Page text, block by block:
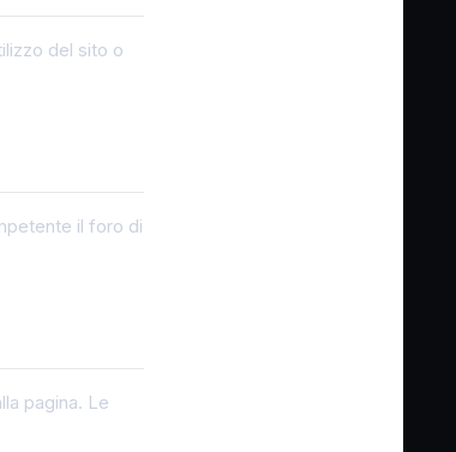
del sito o
il foro di
pagina. Le